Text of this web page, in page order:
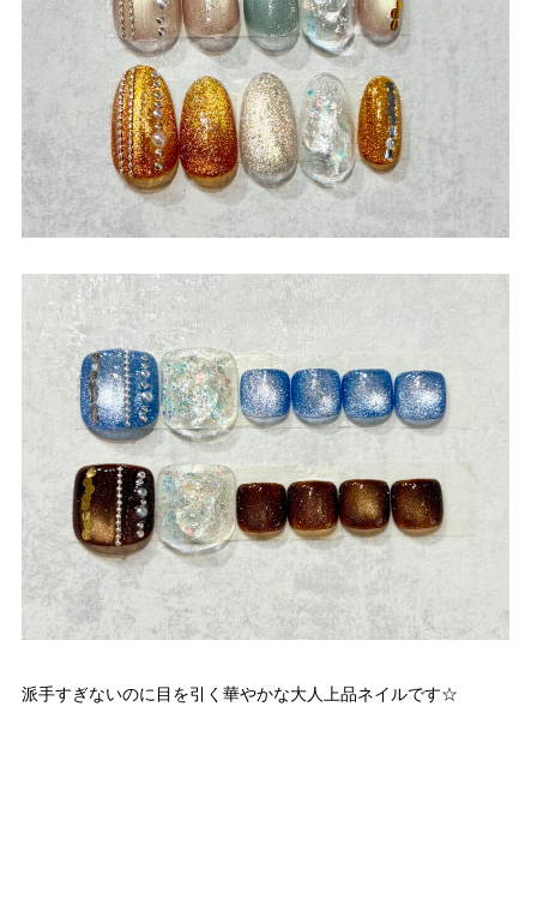
派手すぎないのに目を引く華やかな大人上品ネイルです☆